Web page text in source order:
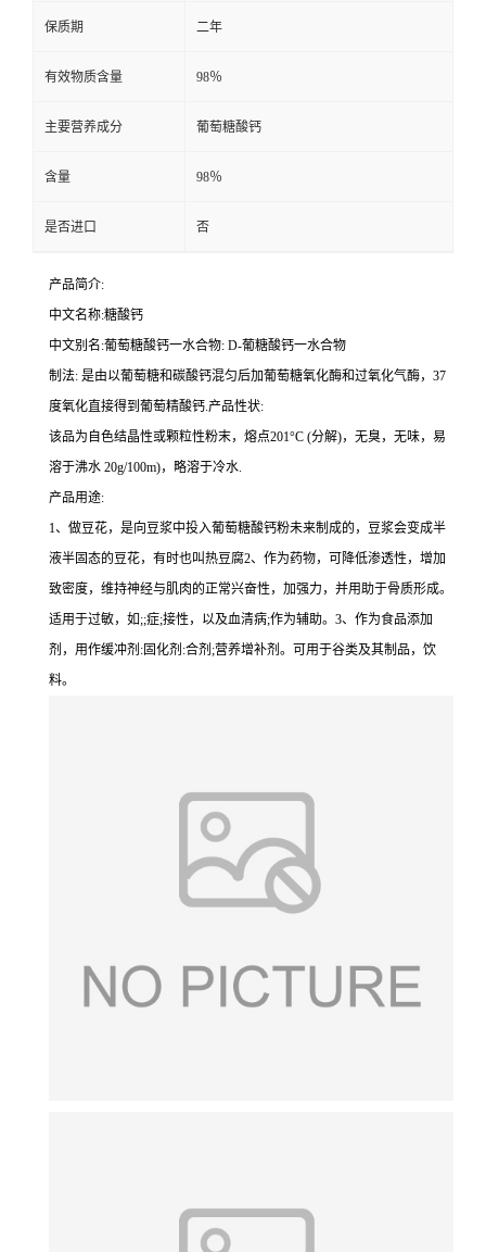
保质期 二年
有效物质含量 98％
主要营养成分 葡萄糖酸钙
含量 98％
是否进口 否
产品简介:
中文名称:糖酸钙
中文别名:葡萄糖酸钙一水合物: D-葡糖酸钙一水合物
制法: 是由以葡萄糖和碳酸钙混匀后加葡萄糖氧化酶和过氧化气酶，37
度氧化直接得到葡萄精酸钙.产品性状:
该品为自色结晶性或颗粒性粉末，熔点201°C (分解)，无臭，无味，易
溶于沸水 20g/100m)，略溶于冷水.
产品用途:
1、做豆花，是向豆浆中投入葡萄糖酸钙粉未来制成的，豆浆会变成半
液半固态的豆花，有时也叫热豆腐2、作为药物，可降低渗透性，增加
致密度，维持神经与肌肉的正常兴奋性，加强力，并用助于骨质形成。
适用于过敏，如;;症;接性，以及血清病;作为辅助。3、作为食品添加
剂，用作缓冲剂:固化剂:合剂;营养增补剂。可用于谷类及其制品，饮
料。